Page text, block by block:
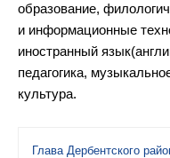
образование,
и информационные
иностранный
педагогика,
культура.
Глава Дербентского